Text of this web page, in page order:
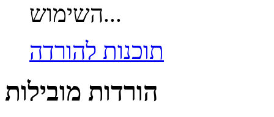
השימוש...
תוכנות להורדה
הורדות מובילות